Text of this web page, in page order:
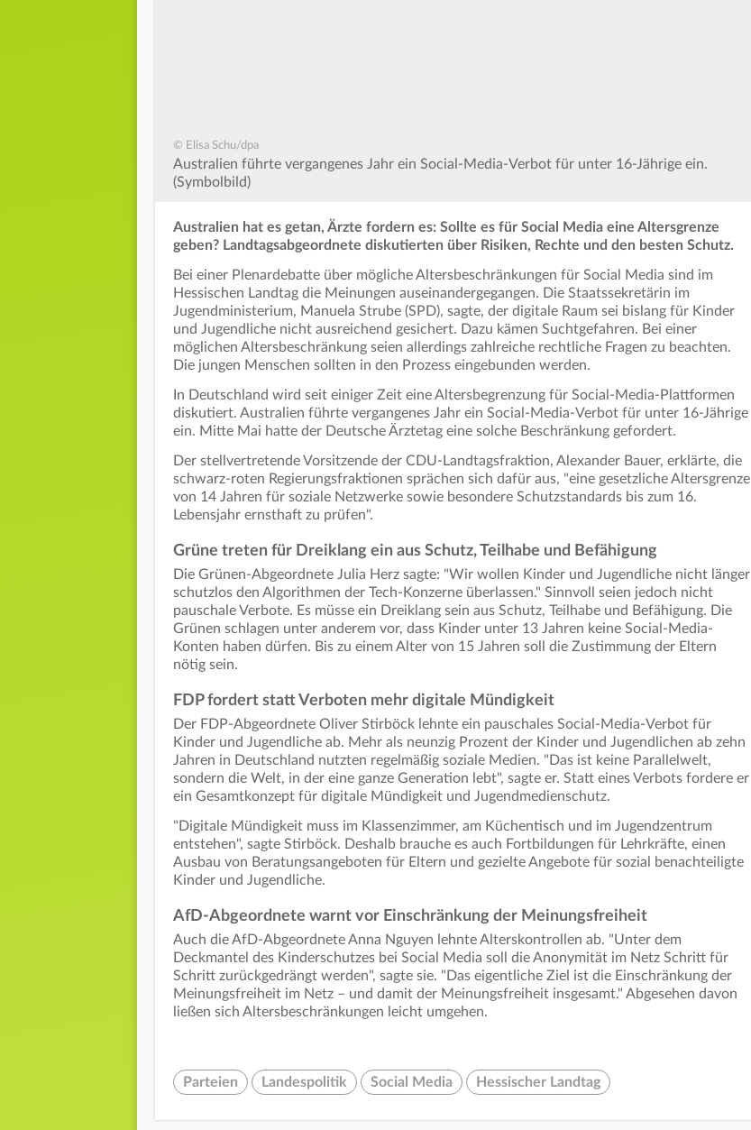
© Elisa Schu/dpa
Australien führte vergangenes Jahr ein Social-Media-Verbot für unter 16-Jährige ein.
(Symbolbild)
Australien hat es getan, Ärzte fordern es: Sollte es für Social Media eine Altersgrenze
geben? Landtagsabgeordnete diskutierten über Risiken, Rechte und den besten Schutz.
Bei einer Plenardebatte über mögliche Altersbeschränkungen für Social Media sind im
Hessischen Landtag die Meinungen auseinandergegangen. Die Staatssekretärin im
Jugendministerium, Manuela Strube (SPD), sagte, der digitale Raum sei bislang für Kinder
und Jugendliche nicht ausreichend gesichert. Dazu kämen Suchtgefahren. Bei einer
möglichen Altersbeschränkung seien allerdings zahlreiche rechtliche Fragen zu beachten.
Die jungen Menschen sollten in den Prozess eingebunden werden.
In Deutschland wird seit einiger Zeit eine Altersbegrenzung für Social-Media-Plattformen
diskutiert. Australien führte vergangenes Jahr ein Social-Media-Verbot für unter 16-Jährige
ein. Mitte Mai hatte der Deutsche Ärztetag eine solche Beschränkung gefordert.
Der stellvertretende Vorsitzende der CDU-Landtagsfraktion, Alexander Bauer, erklärte, die
schwarz-roten Regierungsfraktionen sprächen sich dafür aus, "eine gesetzliche Altersgrenze
von 14 Jahren für soziale Netzwerke sowie besondere Schutzstandards bis zum 16.
Lebensjahr ernsthaft zu prüfen".
Grüne treten für Dreiklang ein aus Schutz, Teilhabe und Befähigung
Die Grünen-Abgeordnete Julia Herz sagte: "Wir wollen Kinder und Jugendliche nicht länger
schutzlos den Algorithmen der Tech-Konzerne überlassen." Sinnvoll seien jedoch nicht
pauschale Verbote. Es müsse ein Dreiklang sein aus Schutz, Teilhabe und Befähigung. Die
Grünen schlagen unter anderem vor, dass Kinder unter 13 Jahren keine Social-Media-
Konten haben dürfen. Bis zu einem Alter von 15 Jahren soll die Zustimmung der Eltern
nötig sein.
FDP fordert statt Verboten mehr digitale Mündigkeit
Der FDP-Abgeordnete Oliver Stirböck lehnte ein pauschales Social-Media-Verbot für
Kinder und Jugendliche ab. Mehr als neunzig Prozent der Kinder und Jugendlichen ab zehn
Jahren in Deutschland nutzten regelmäßig soziale Medien. "Das ist keine Parallelwelt,
sondern die Welt, in der eine ganze Generation lebt", sagte er. Statt eines Verbots fordere er
ein Gesamtkonzept für digitale Mündigkeit und Jugendmedienschutz.
"Digitale Mündigkeit muss im Klassenzimmer, am Küchentisch und im Jugendzentrum
entstehen", sagte Stirböck. Deshalb brauche es auch Fortbildungen für Lehrkräfte, einen
Ausbau von Beratungsangeboten für Eltern und gezielte Angebote für sozial benachteiligte
Kinder und Jugendliche.
AfD-Abgeordnete warnt vor Einschränkung der Meinungsfreiheit
Auch die AfD-Abgeordnete Anna Nguyen lehnte Alterskontrollen ab. "Unter dem
Deckmantel des Kinderschutzes bei Social Media soll die Anonymität im Netz Schritt für
Schritt zurückgedrängt werden", sagte sie. "Das eigentliche Ziel ist die Einschränkung der
Meinungsfreiheit im Netz – und damit der Meinungsfreiheit insgesamt." Abgesehen davon
ließen sich Altersbeschränkungen leicht umgehen.
Parteien Landespolitik Social Media Hessischer Landtag